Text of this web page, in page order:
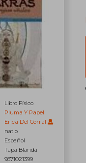
Libro Físico
Pluma Y Papel
Erica Del Corral
natio
Español
Tapa Blanda
9871021399